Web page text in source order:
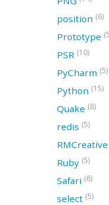
position (6)
Prototype
PSR (10)
PyCharm (5)
Python (15)
Quake (8)
redis (5)
RMCreative
Ruby (5)
Safari (6)
select (5)